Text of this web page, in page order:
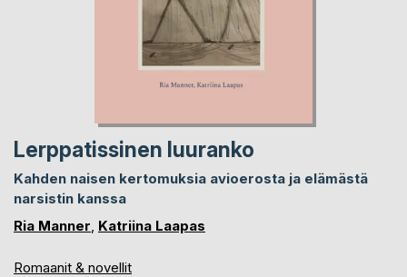
Lerppatissinen luuranko
Kahden naisen kertomuksia avioerosta ja elämästä
narsistin kanssa
Ria Manner Katriina Laapas
Romaanit & novellit